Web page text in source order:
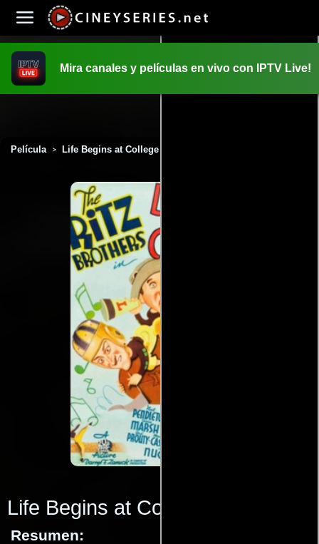
Mira canales y películas en vivo con IPTV Live!
Película > Life Begins at College (1937)
Life Begins at College
Resumen: